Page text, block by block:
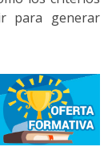
para generar